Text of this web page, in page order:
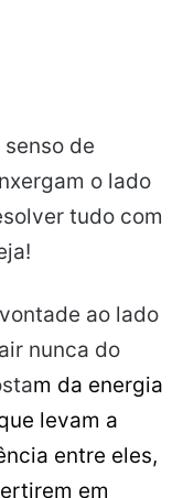
de
o lado
tudo com
ao lado
nunca do
m da energia
levam a
entre eles,
em